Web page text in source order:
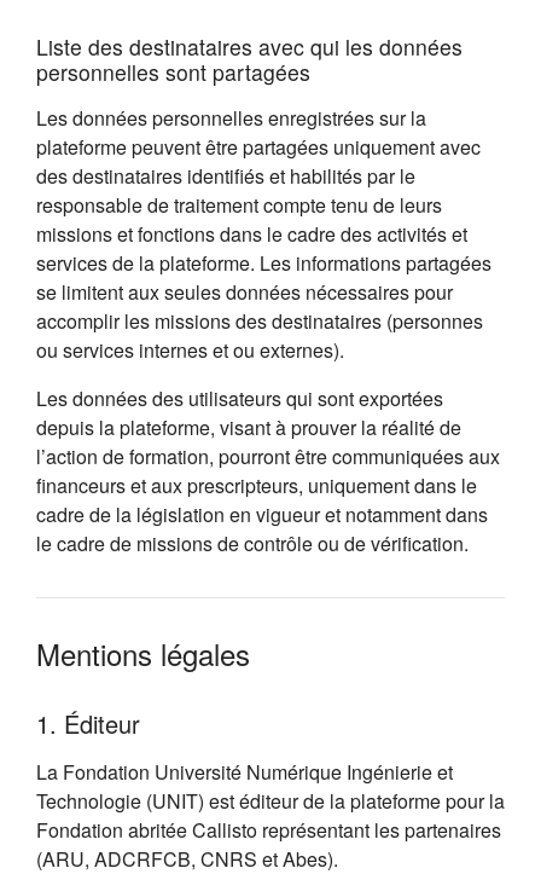
Liste des destinataires avec qui les données
personnelles sont partagées
Les données personnelles enregistrées sur la
plateforme peuvent être partagées uniquement avec
des destinataires identifiés et habilités par le
responsable de traitement compte tenu de leurs
missions et fonctions dans le cadre des activités et
services de la plateforme. Les informations partagées
se limitent aux seules données nécessaires pour
accomplir les missions des destinataires (personnes
ou services internes et ou externes).
Les données des utilisateurs qui sont exportées
depuis la plateforme, visant à prouver la réalité de
l’action de formation, pourront être communiquées aux
financeurs et aux prescripteurs, uniquement dans le
cadre de la législation en vigueur et notamment dans
le cadre de missions de contrôle ou de vérification.
Mentions légales
1. Éditeur
La Fondation Université Numérique Ingénierie et
Technologie (UNIT) est éditeur de la plateforme pour la
Fondation abritée Callisto représentant les partenaires
(ARU, ADCRFCB, CNRS et Abes).